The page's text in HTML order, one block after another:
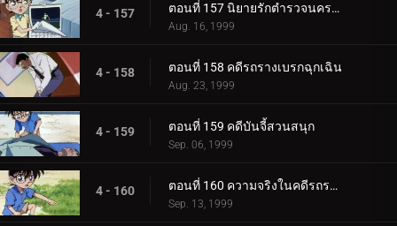
4 - 157 ตอนที่ 157 นิยายรักตำรวจนครบาล (ตอนจบ)
Aug. 16, 1999
4 - 158 ตอนที่ 158 คดีรถรางเบรกฉุกเฉิน
Aug. 23, 1999
4 - 159 ตอนที่ 159 คดีบันจี้สวนสนุก
Sep. 06, 1999
4 - 160 ตอนที่ 160 ความจริงในคดีรถระเบิด (ตอนแรก)
Sep. 13, 1999